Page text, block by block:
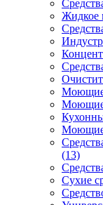
Жидкое
Моющие
Моющие
Моющие
(13)
Сухие